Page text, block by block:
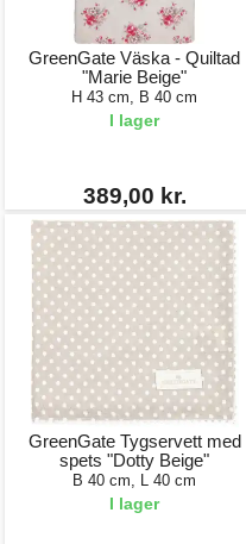
GreenGate Väska - Quiltad
"Marie Beige"
H 43 cm, B 40 cm
I lager
389,00 kr.
GreenGate Tygservett med
spets "Dotty Beige"
B 40 cm, L 40 cm
I lager